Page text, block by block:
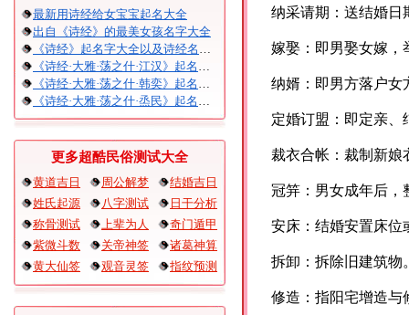
最新用诗经给女宝宝起名大全
出自《诗经》的最美女孩名字大全
《诗经》起名字大全以及诗经名句赏析
《诗经·大雅·荡之什·江汉》起名大全以及赏析
《诗经·大雅·荡之什·韩奕》起名大全以及赏析
《诗经·大雅·荡之什·烝民》起名大全以及赏析
更多超酷民俗测试大全
黄道吉日 周公解梦
结婚吉日
姓氏起源
八字测试
日干分析
称骨测试
上辈为人
奇门遁甲
紫微斗数
关帝神签
诸葛神算
黄大仙签
观音灵签 指纹预测
纳采请期：送结婚日
嫁娶：即男娶女嫁，
纳婿：即男方落户女
定婚订盟：即定亲、
裁衣合帐：裁制新娘
冠笄：男女成年后，
安床：结婚安置床位
拆卸：拆除旧建筑物
修造：指阳宅增造与